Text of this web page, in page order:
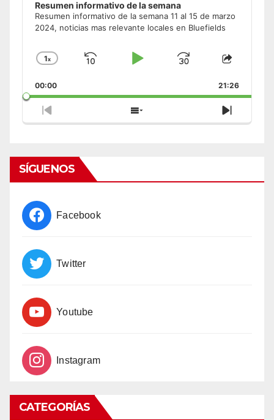
Resumen informativo de la semana
Resumen informativo de la semana 11 al 15 de marzo
2024, noticias mas relevante locales en Bluefields
Change
Rate
1x
Skip
Play
Jump
Forward
Share
Episode
00:00 21:26
Previous
Episode
Show
Episodes
Next
Episode
SÍGUENOS
Facebook
Twitter
Youtube
Instagram
CATEGORÍAS